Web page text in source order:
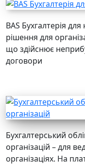
BAS Бухгалтерія
рішення для
що здійснює
договори
Бухгалтерський
організацій – для
організаціях. На